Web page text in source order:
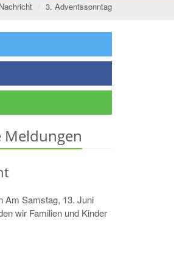
Nachricht 3. Adventssonntag
Meldungen
Am Samstag, 13. Juni
wir Familien und Kinder